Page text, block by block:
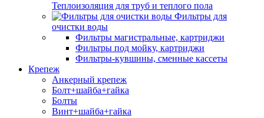
Теплоизоляция для труб и теплого пола
Фильтры для
очистки воды
Фильтры магистральные, картриджи
Фильтры под мойку, картриджи
Фильтры-кувшины, сменные кассеты
Крепеж
Анкерный крепеж
Болт+шайба+гайка
Болты
Винт+шайба+гайка